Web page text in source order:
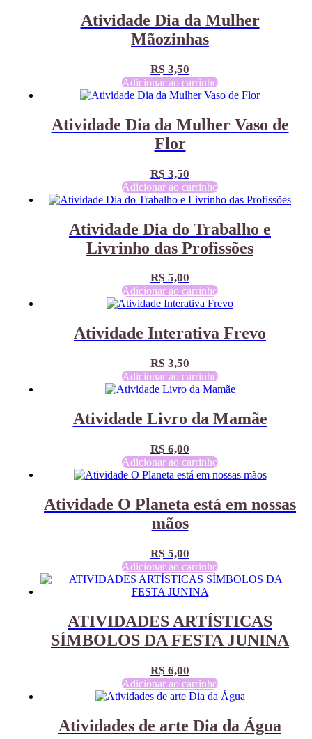
R$ 5,00.R$ 4,00.
Atividade Dia da Mulher
Mãozinhas
R$ 3,50
Adicionar ao carrinho
Atividade Dia da Mulher Vaso de
Flor
R$ 3,50
Adicionar ao carrinho
Atividade Dia do Trabalho e
Livrinho das Profissões
R$ 5,00
Adicionar ao carrinho
Atividade Interativa Frevo
R$ 3,50
Adicionar ao carrinho
Atividade Livro da Mamãe
R$ 6,00
Adicionar ao carrinho
Atividade O Planeta está em nossas
mãos
R$ 5,00
Adicionar ao carrinho
ATIVIDADES ARTÍSTICAS
SÍMBOLOS DA FESTA JUNINA
R$ 6,00
Adicionar ao carrinho
Atividades de arte Dia da Água